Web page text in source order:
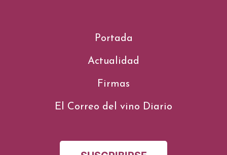
Portada
Actualidad
Firmas
El Correo del vino Diario